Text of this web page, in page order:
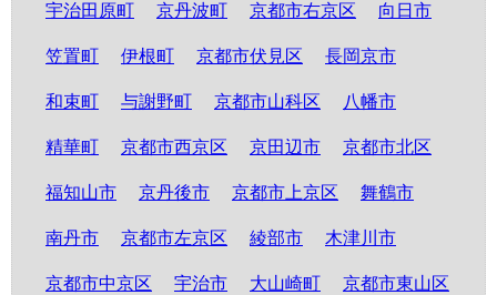
宇治田原町 京丹波町 京都市右京区 向日市
笠置町 伊根町 京都市伏見区 長岡京市
和束町 与謝野町 京都市山科区 八幡市
精華町 京都市西京区 京田辺市 京都市北区
福知山市 京丹後市 京都市上京区 舞鶴市
南丹市 京都市左京区 綾部市 木津川市
京都市中京区 宇治市 大山崎町 京都市東山区